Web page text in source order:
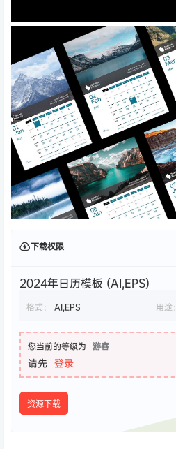
下载权限
2024年日历模板 (AI,EPS)
格式： AI,EPS 用途：
您当前的等级为 游客
请先 登录
资源下载